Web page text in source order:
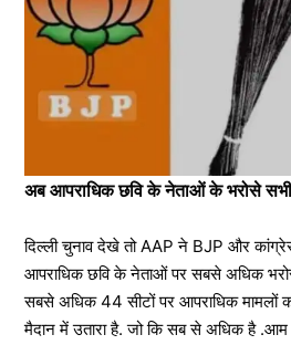
अब आपराधिक छवि के नेताओं के भरोसे
दिल्ली चुनाव देखे तो AAP ने BJP और
आपराधिक छवि के नेताओं पर सबसे अधिक
सबसे अधिक 44 सीटों पर आपराधिक मामलों
मैदान में उतारा है. जो कि सब से अधिक है .आम